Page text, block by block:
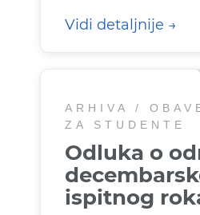
Vidi detaljnije
ARHIVA /
ZA STUDENTE
Odluka o
ispitnog